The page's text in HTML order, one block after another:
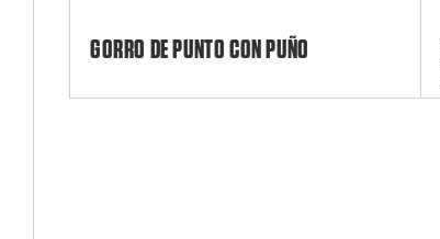
GORRO DE PUNTO CON PUÑO